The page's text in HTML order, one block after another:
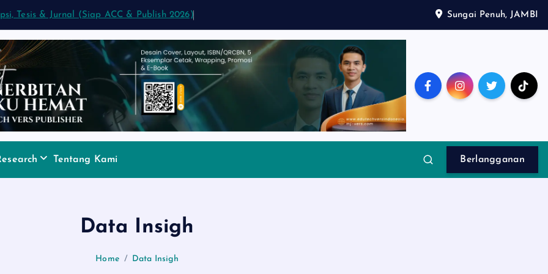
Tesis & Jurnal (Siap ACC & Publish 2026) Sungai Penuh, JAMBI
Tentang Kami Berlangganan
Data Insigh
Home Data Insigh